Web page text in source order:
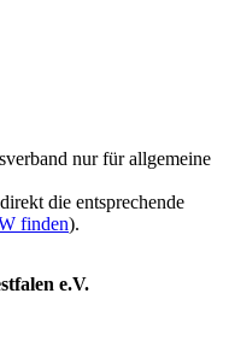
nur für allgemeine
die entsprechende
finden).
e.V.